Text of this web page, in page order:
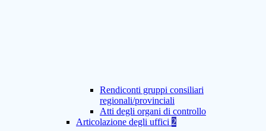
Rendiconti gruppi consiliari
regionali/provinciali
Atti degli organi di controllo
Articolazione degli uffici 2